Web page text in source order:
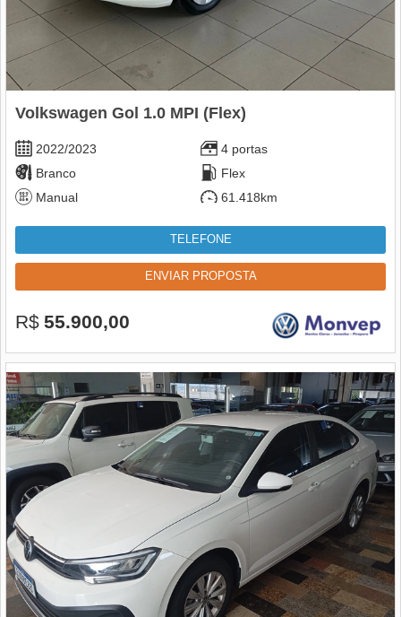
Volkswagen Gol 1.0 MPI (Flex)
2022/2023
4 portas
Branco
Flex
Manual
61.418km
TELEFONE
ENVIAR PROPOSTA
R$ 55.900,00